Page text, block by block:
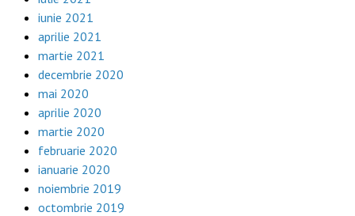
iunie 2021
aprilie 2021
martie 2021
decembrie 2020
mai 2020
aprilie 2020
martie 2020
februarie 2020
ianuarie 2020
noiembrie 2019
octombrie 2019